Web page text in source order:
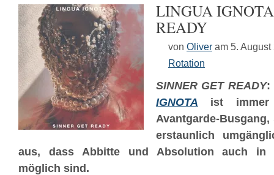
LINGUA
READY
von Oliver am 5. August
Rotation
SINNER GET READY:
IGNOTA ist immer
Avantgarde-
erstaunlich
aus, dass Abbitte und Absolution auch in
möglich sind.